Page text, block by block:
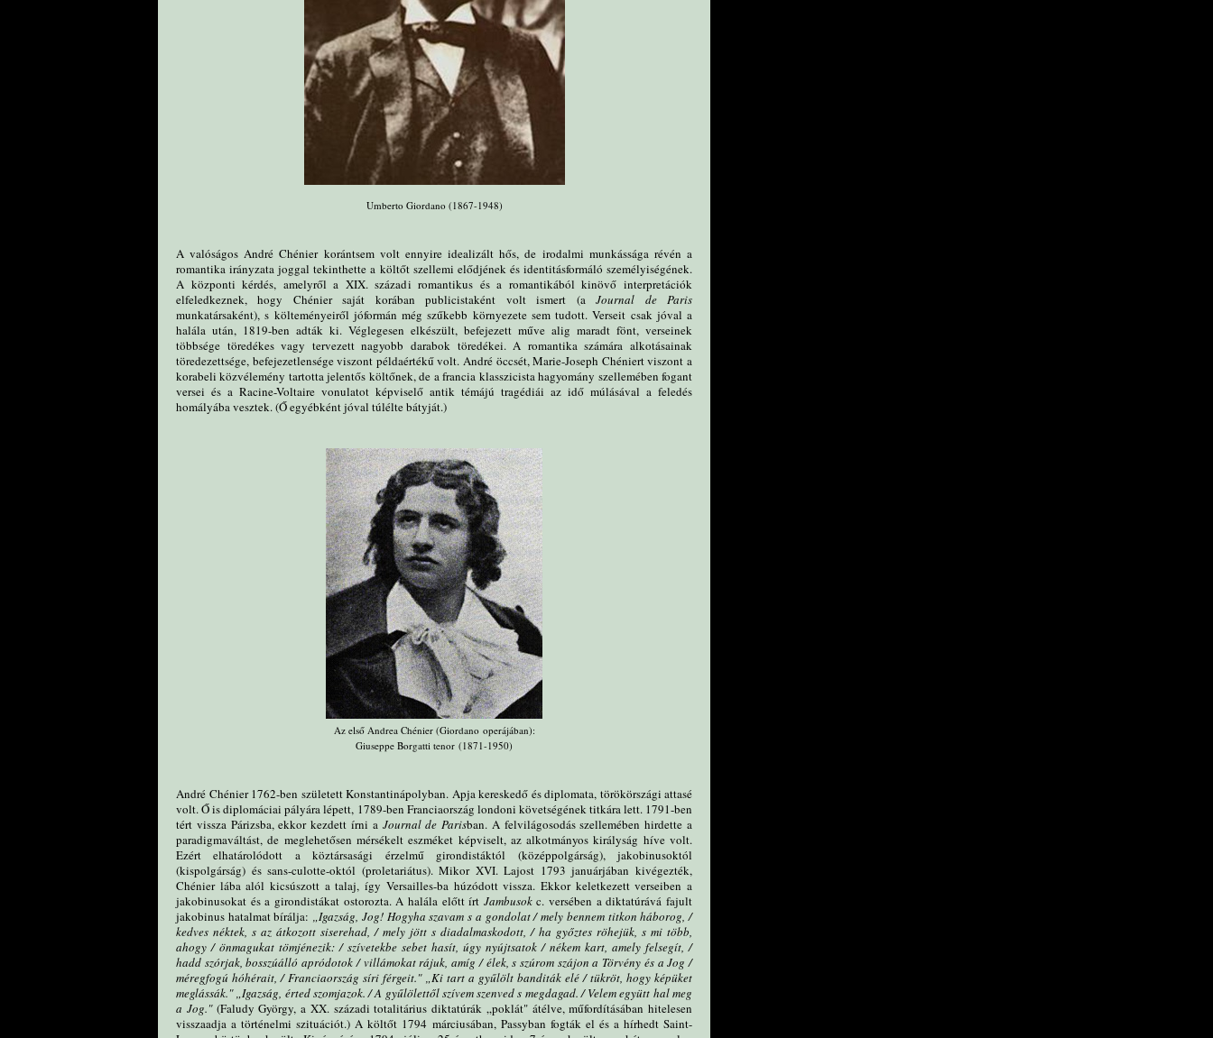
Umberto Giordano (1867-1948)
A valóságos André Chénier korántsem volt ennyire idealizált hős, de irodalmi munkássága révén a
romantika irányzata joggal tekinthette a költőt szellemi elődjének és identitásformáló személyiségének.
A központi kérdés, amelyről a XIX. századi romantikus és a romantikából kinövő interpretációk
elfeledkeznek, hogy Chénier saját korában publicistaként volt ismert (aJournal de Paris
munkatársaként), s költeményeiről jóformán még szűkebb környezete sem tudott. Verseit csak jóval a
halála után, 1819-ben adták ki. Véglegesen elkészült, befejezett műve alig maradt fönt, verseinek
többsége töredékes vagy tervezett nagyobb darabok töredékei. A romantika számára alkotásainak
töredezettsége, befejezetlensége viszont példaértékű volt. André öccsét, Marie-Joseph Chéniert viszont a
korabeli közvélemény tartotta jelentős költőnek, de a francia klasszicista hagyomány szellemében fogant
versei és a Racine-Voltaire vonulatot képviselő antik témájú tragédiái az idő múlásával a feledés
homályába vesztek. (Ő egyébként jóval túlélte bátyját.)
Az első Andrea Chénier (Giordano operájában):
Giuseppe Borgatti tenor (1871-1950)
André Chénier 1762-ben született Konstantinápolyban. Apja kereskedő és diplomata, törökörszági attasé
volt. Ő is diplomáciai pályára lépett, 1789-ben Franciaország londoni követségének titkára lett. 1791-ben
tért vissza Párizsba, ekkor kezdett írni a Journal de Parisban. A felvilágosodás szellemében hirdette a
paradigmaváltást, de meglehetősen mérsékelt eszméket képviselt, az alkotmányos királyság híve volt.
Ezért elhatárolódott a köztársasági érzelmű girondistáktól (középpolgárság), jakobinusoktól
(kispolgárság) és sans-culotte-októl (proletariátus). Mikor XVI. Lajost 1793 januárjában kivégezték,
Chénier lába alól kicsúszott a talaj, így Versailles-ba húzódott vissza. Ekkor keletkezett verseiben a
jakobinusokat és a girondistákat ostorozta. A halála előtt írt Jambusokc. versében a diktatúrává fajult
jakobinus hatalmat bírálja: „Igazság, Jog! Hogyha szavam s a gondolat / mely bennem titkon háborog, /
kedves néktek, s az átkozott siserehad, / mely jött s diadalmaskodott, / ha győztes röhejük, s mi több,
ahogy / önmagukat tömjénezik: / szívetekbe sebet hasít, úgy nyújtsatok / nékem kart, amely felsegít, /
hadd szórjak, bosszúálló apródotok / villámokat rájuk, amíg / élek, s szúrom szájon a Törvény és a Jog /
méregfogú hóhérait, / Franciaország síri férgeit." „Ki tart a gyűlölt banditák elé / tükröt, hogy képüket
meglássák." „Igazság, érted szomjazok. / A gyűlölettől szívem szenved s megdagad. / Velem együtt hal meg
a Jog."(Faludy György, a XX. századi totalitárius diktatúrák „poklát" átélve, műfordításában hitelesen
visszaadja a történelmi szituációt.) A költőt 1794 márciusában, Passyban fogták el és a hírhedt Saint-